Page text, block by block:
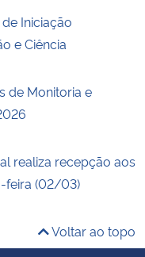
Iniciação
e Ciência
de Monitoria e
realiza recepção aos
feira (02/03)
Voltar ao topo